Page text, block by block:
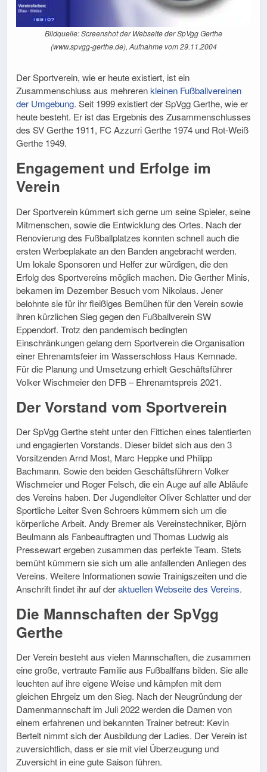
Bildquelle: Screenshot der Webseite der SpVgg Gerthe
(www.spvgg-gerthe.de), Aufnahme vom 29.11.2004
Der Sportverein, wie er heute existiert, ist ein
Zusammenschluss aus mehrerenkleinen Fußballvereinen
der Umgebung. Seit 1999 existiert der SpVgg Gerthe, wie er
heute besteht. Er ist das Ergebnis des Zusammenschlusses
des SV Gerthe 1911, FC Azzurri Gerthe 1974 und Rot-Weiß
Gerthe 1949.
Engagement und Erfolge im
Verein
Der Sportverein kümmert sich gerne um seine Spieler, seine
Mitmenschen, sowie die Entwicklung des Ortes. Nach der
Renovierung des Fußballplatzes konnten schnell auch die
ersten Werbeplakate an den Banden angebracht werden.
Um lokale Sponsoren und Helfer zur würdigen, die den
Erfolg des Sportvereins möglich machen. Die Gerther Minis,
bekamen im Dezember Besuch vom Nikolaus. Jener
belohnte sie für ihr fleißiges Bemühen für den Verein sowie
ihren kürzlichen Sieg gegen den Fußballverein SW
Eppendorf. Trotz den pandemisch bedingten
Einschränkungen gelang dem Sportverein die Organisation
einer Ehrenamtsfeier im Wasserschloss Haus Kemnade.
Für die Planung und Umsetzung erhielt Geschäftsführer
Volker Wischmeier den DFB – Ehrenamtspreis 2021.
Der Vorstand vom Sportverein
Der SpVgg Gerthe steht unter den Fittichen eines talentierten
und engagierten Vorstands. Dieser bildet sich aus den 3
Vorsitzenden Arnd Most, Marc Heppke und Philipp
Bachmann. Sowie den beiden Geschäftsführern Volker
Wischmeier und Roger Felsch, die ein Auge auf alle Abläufe
des Vereins haben. Der Jugendleiter Oliver Schlatter und der
Sportliche Leiter Sven Schroers kümmern sich um die
körperliche Arbeit. Andy Bremer als Vereinstechniker, Björn
Beulmann als Fanbeauftragten und Thomas Ludwig als
Pressewart ergeben zusammen das perfekte Team. Stets
bemüht kümmern sie sich um alle anfallenden Anliegen des
Vereins. Weitere Informationen sowie Trainigszeiten und die
Anschrift findet ihr auf deraktuellen Webseite des Vereins.
Die Mannschaften der SpVgg
Gerthe
Der Verein besteht aus vielen Mannschaften, die zusammen
eine große, vertraute Familie aus Fußballfans bilden. Sie alle
leuchten auf ihre eigene Weise und kämpfen mit dem
gleichen Ehrgeiz um den Sieg. Nach der Neugründung der
Damenmannschaft im Juli 2022 werden die Damen von
einem erfahrenen und bekannten Trainer betreut: Kevin
Bertelt nimmt sich der Ausbildung der Ladies. Der Verein ist
zuversichtlich, dass er sie mit viel Überzeugung und
Zuversicht in eine gute Saison führen.